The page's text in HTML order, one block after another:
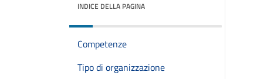
INDICE DELLA PAGINA
Competenze
Tipo di organizzazione